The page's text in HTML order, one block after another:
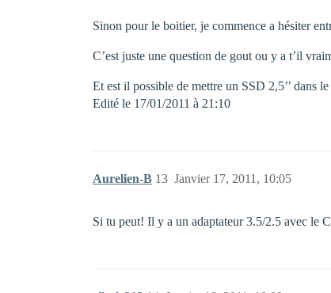
Sinon pour le boitier, je commence a hésiter
C’est juste une question de gout ou y a t’il
Et est il possible de mettre un SSD 2,5’’
Edité le 17/01/2011 à 21:10
Aurelien-B Janvier 17, 2011, 10:05
13
Si tu peut! Il y a un adaptateur 3.5/2.5 avec le